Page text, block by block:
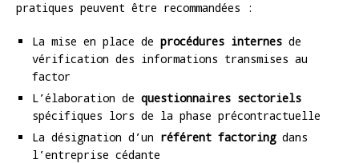
pratiques peuvent être recommandées :
La mise en place de procédures internes de
vérification des informations transmises au
factor
L’élaboration de questionnaires sectoriels
spécifiques lors de la phase précontractuelle
La désignation d’un référent factoringdans
l’entreprise cédante